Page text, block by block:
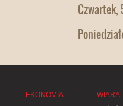
Czwartek,
EKONOMIA
WIARA